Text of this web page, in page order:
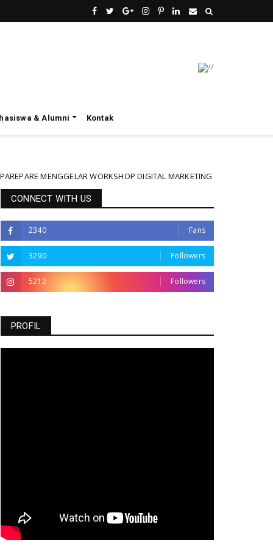
& Alumni Kontak
WORKSHOP DIGITAL MARKETING Uncategorized
CONNECT WITH US
2340 Fans
3290 Followers
5212 Followers
PROFIL